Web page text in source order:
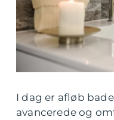
I dag er afløb
avancerede og